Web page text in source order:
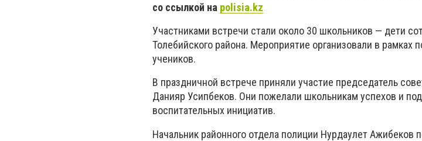
со ссылкой на polisia.kz
Участниками встречи стали около 30 школьников — дети
Толебийского района. Мероприятие организовали в
учеников.
В праздничной встрече приняли участие председатель
Данияр Усипбеков. Они пожелали школьникам успехов и
воспитательных инициатив.
Начальник районного отдела полиции Нурдаулет Ажибеков